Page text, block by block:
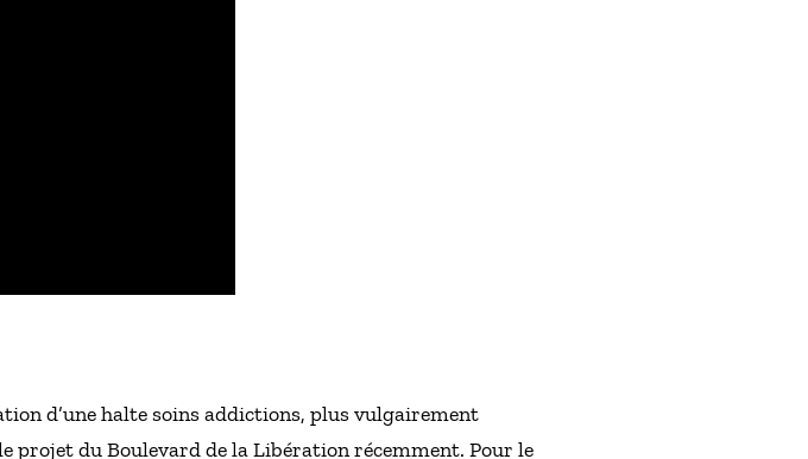
d’une halte soins addictions, plus vulgairement
projet du Boulevard de la Libération récemment. Pour le